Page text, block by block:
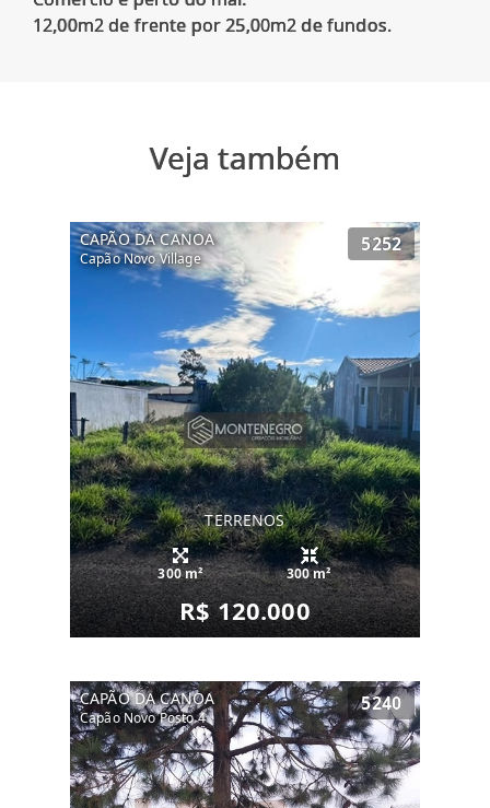
Veja também
CAPÃO DA CANOA
Capão Novo Village
5252
TERRENOS
300 m² 300 m²
R$ 120.000
CAPÃO DA CANOA
Capão Novo Posto 4
5240